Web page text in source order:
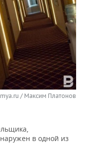
/ Максим Платонов
в одной из